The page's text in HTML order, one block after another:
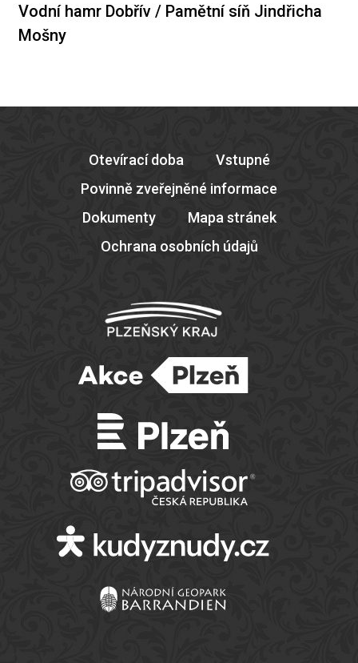
Vodní hamr Dobřív / Pamětní síň Jindřicha
Mošny
Otevírací doba
Vstupné
Povinně zveřejněné informace
Dokumenty
Mapa stránek
Ochrana osobních údajů